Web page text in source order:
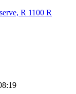
R 1100 R